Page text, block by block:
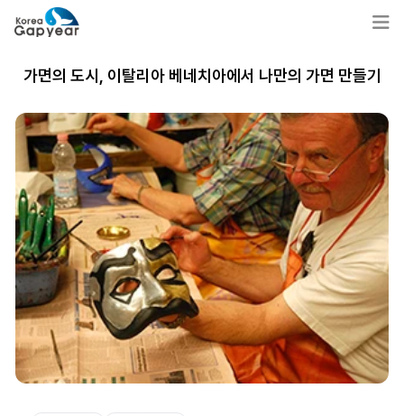
가면의 도시, 이탈리아 베네치아에서 나만의 가면 만들기